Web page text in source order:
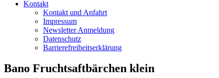
Kontakt
Kontakt und Anfahrt
Impressum
Newsletter Anmeldung
Datenschutz
Barrierefreiheitserklärung
Bano Fruchtsaftbärchen klein